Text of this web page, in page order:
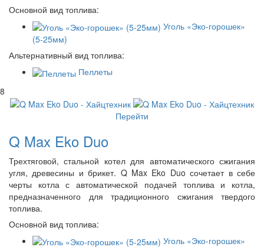
Основной вид топлива:
Уголь «Эко-горошек»
(5-25мм)
Альтернативный вид топлива:
Пеллеты
8
Перейти
Q Max Eko Duo
Трехтяговой, стальной котел для автоматического сжигания
угля, древесины и брикет. Q Max Eko Duo сочетает в себе
черты котла с автоматической подачей топлива и котла,
предназначенного для традиционного сжигания твердого
топлива.
Основной вид топлива:
Уголь «Эко-горошек»